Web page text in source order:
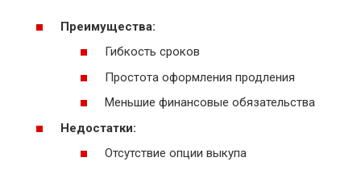
Преимущества:
Гибкость сроков
Простота оформления продления
Меньшие финансовые обязательства
Недостатки:
Отсутствие опции выкупа